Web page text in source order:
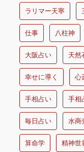
ラリマー天寧
仕事 八柱神
大阪占い 天然
幸せに導く 心
手相占い 手相
毎日占い 水商
算命学 精神世